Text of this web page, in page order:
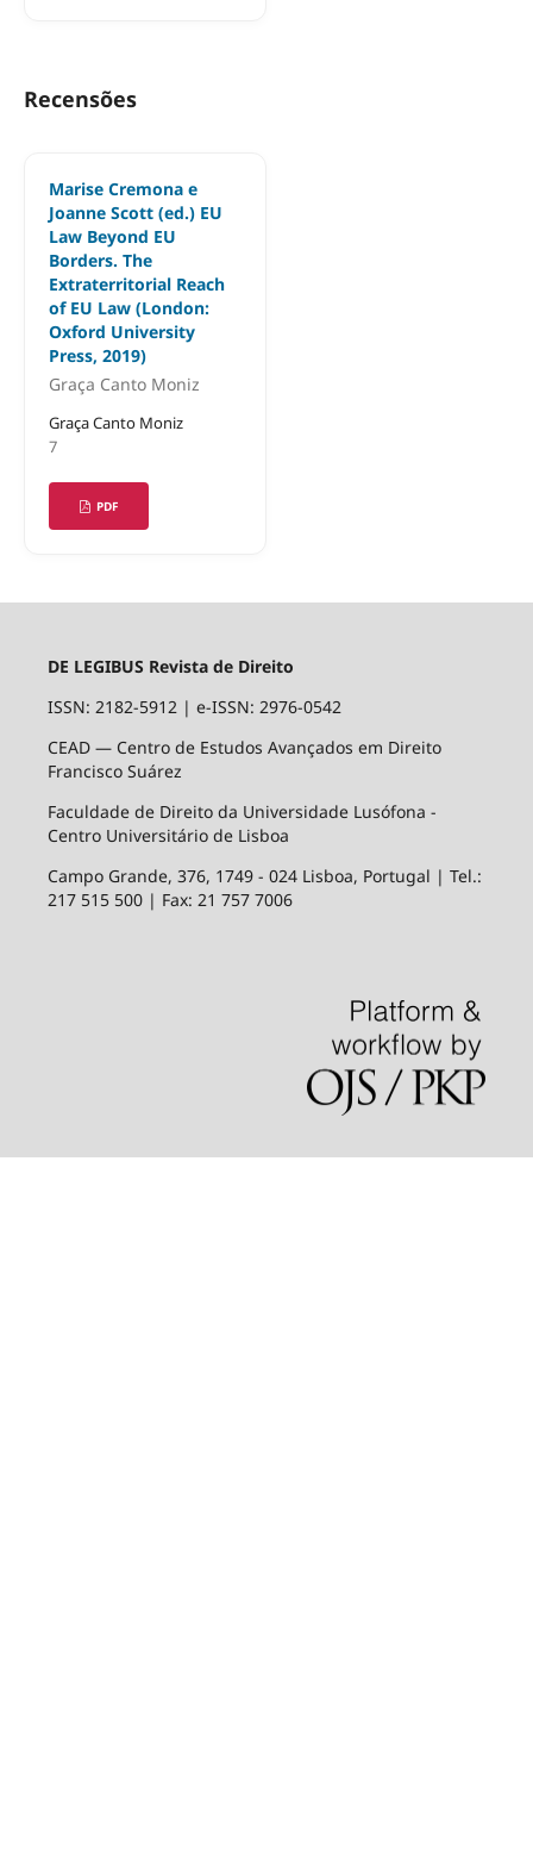
Recensões
Marise Cremona e
Joanne Scott (ed.) EU
Law Beyond EU
Borders. The
Extraterritorial Reach
of EU Law (London:
Oxford University
Press, 2019)
Graça Canto Moniz
Graça Canto Moniz
7
PDF
DE LEGIBUS Revista de Direito
ISSN: 2182-5912 | e-ISSN: 2976-0542
CEAD — Centro de Estudos Avançados em Direito
Francisco Suárez
Faculdade de Direito da Universidade Lusófona -
Centro Universitário de Lisboa
Campo Grande, 376, 1749 - 024 Lisboa, Portugal | Tel.:
217 515 500 | Fax: 21 757 7006